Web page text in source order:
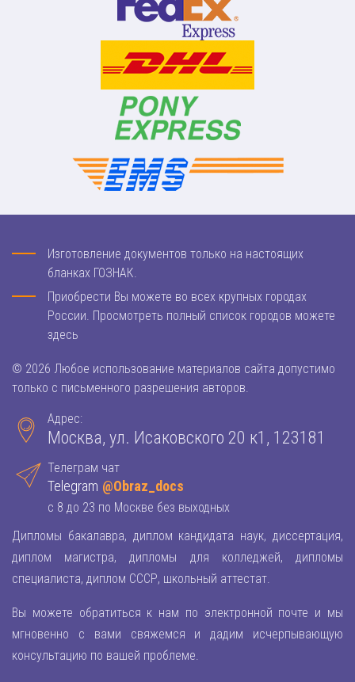
Изготовление документов только на настоящих
бланках ГОЗНАК.
Приобрести Вы можете во всех крупных городах
России. Просмотреть полный список городов можете
здесь
© 2026 Любое использование материалов сайта допустимо
только с письменного разрешения авторов.
Адрес:
Москва, ул. Исаковского 20 к1, 123181
Телеграм чат
Telegram @Obraz_docs
с 8 до 23 по Москве без выходных
Дипломы бакалавра, диплом кандидата наук, диссертация,
диплом магистра, дипломы для колледжей, дипломы
специалиста, диплом СССР, школьный аттестат.
Вы можете обратиться к нам по электронной почте и мы
мгновенно с вами свяжемся и дадим исчерпывающую
консультацию по вашей проблеме.